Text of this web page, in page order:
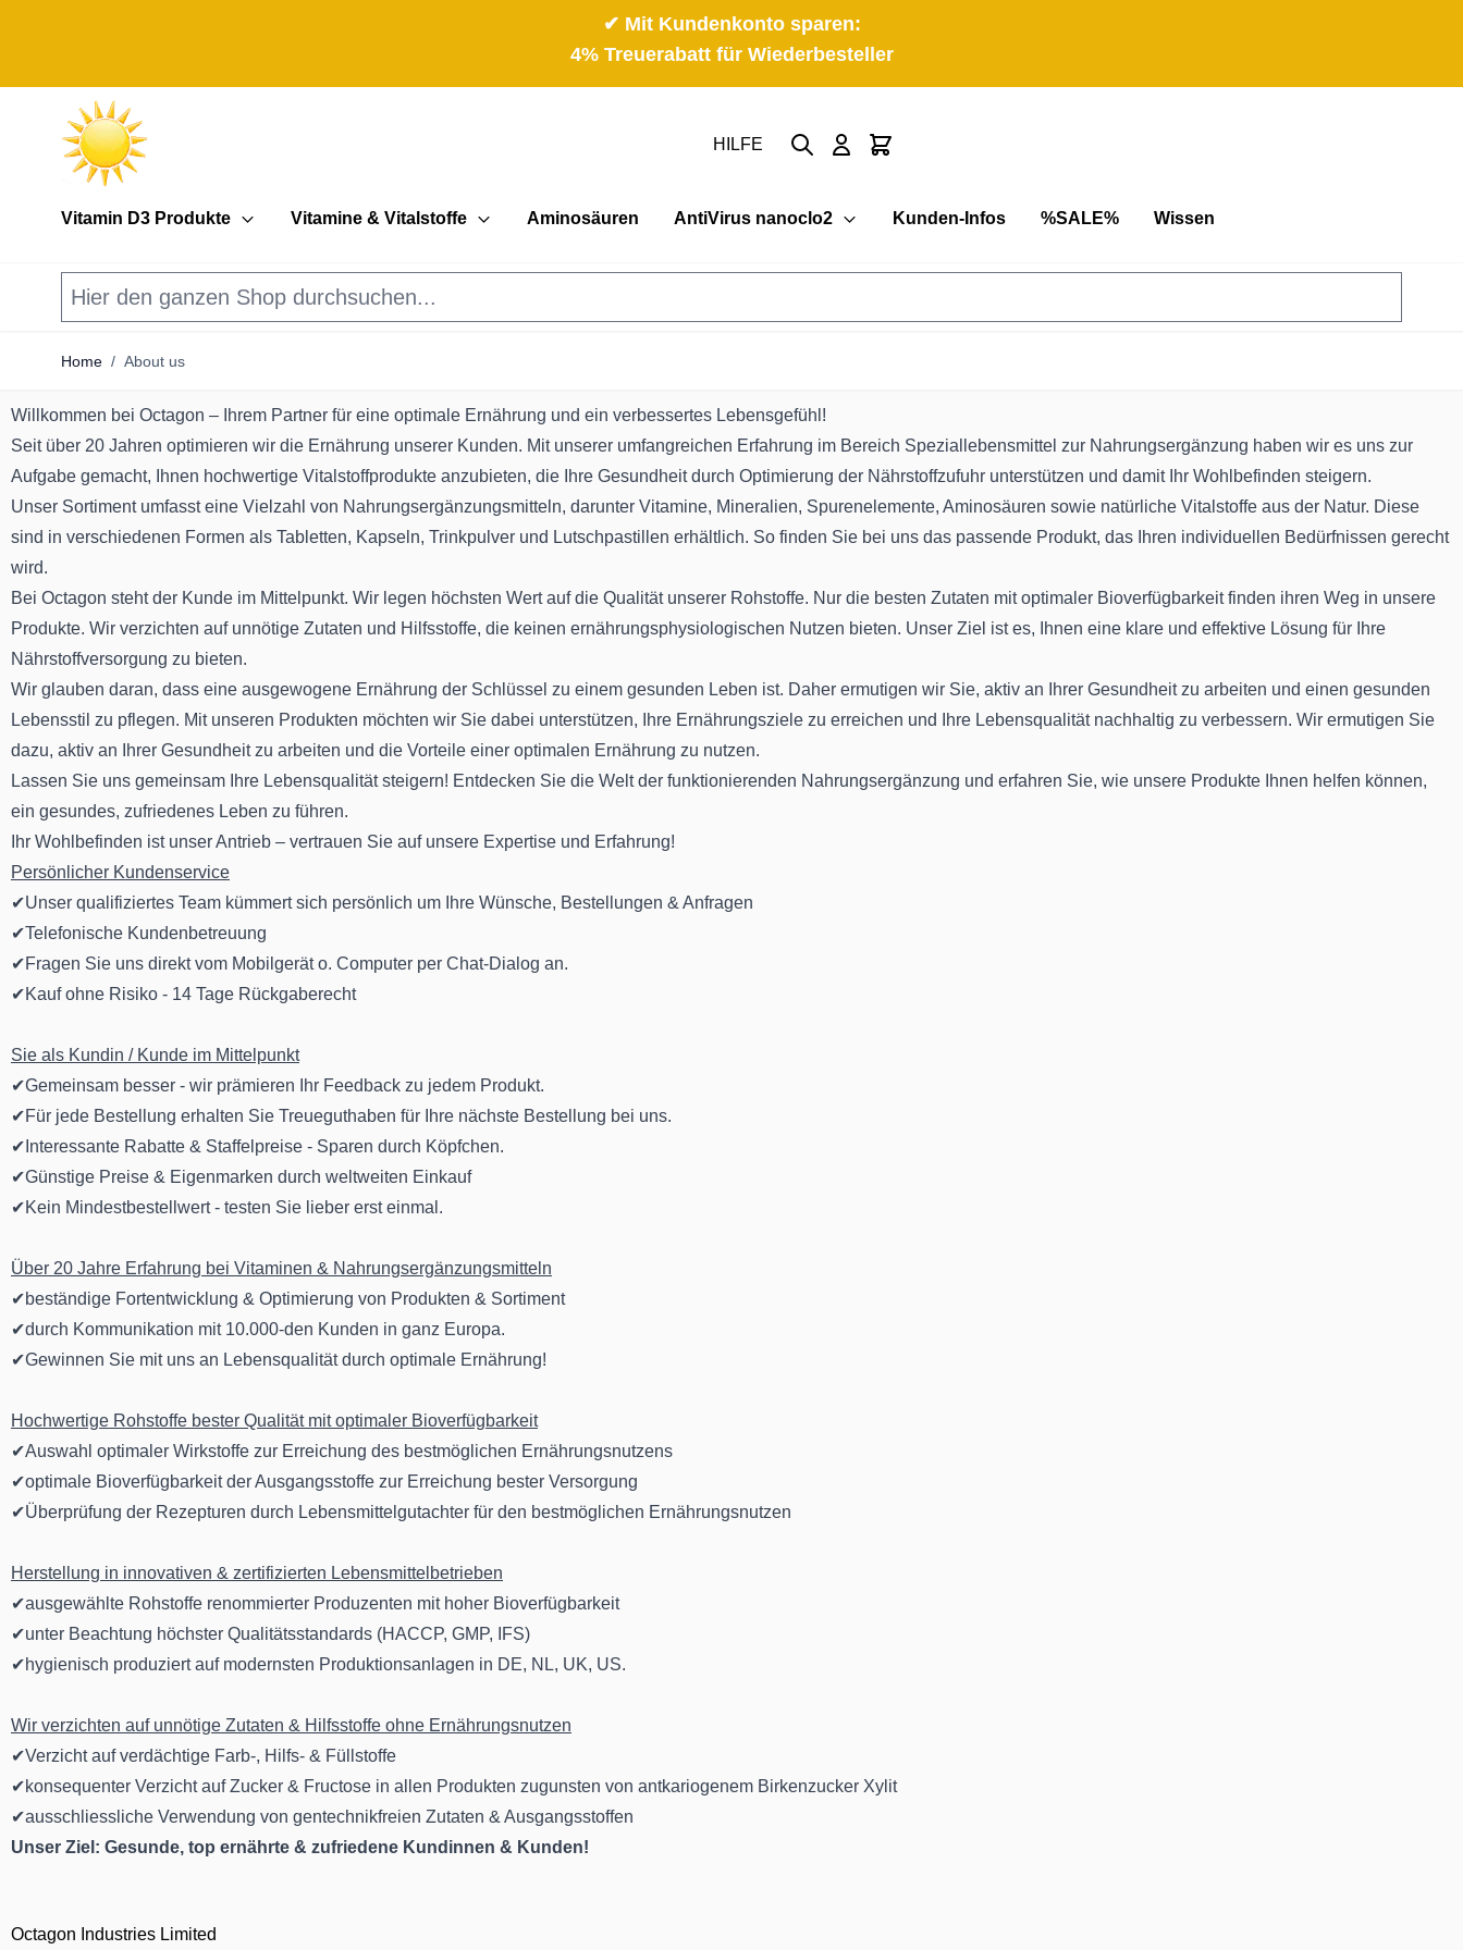
✔ Mit Kundenkonto sparen:
4% Treuerabatt für Wiederbesteller
Direkt zum Inhalt
Vitamin D3 Produkte Vitamine & Vitalstoffe Aminosäuren AntiVirus nanoclo2 Kunden-Infos %SALE% Wissen
HILFE Suche Cart
Home / About us
Willkommen bei Octagon – Ihrem Partner für eine optimale Ernährung und ein verbessertes Lebensgefühl!
Seit über 20 Jahren optimieren wir die Ernährung unserer Kunden. Mit unserer umfangreichen Erfahrung im Bereich Speziallebensmittel zur Nahrungsergänzung haben wir es uns zur
Aufgabe gemacht, Ihnen hochwertige Vitalstoffprodukte anzubieten, die Ihre Gesundheit durch Optimierung der Nährstoffzufuhr unterstützen und damit Ihr Wohlbefinden steigern.
Unser Sortiment umfasst eine Vielzahl von Nahrungsergänzungsmitteln, darunter Vitamine, Mineralien, Spurenelemente, Aminosäuren sowie natürliche Vitalstoffe aus der Natur. Diese
sind in verschiedenen Formen als Tabletten, Kapseln, Trinkpulver und Lutschpastillen erhältlich. So finden Sie bei uns das passende Produkt, das Ihren individuellen Bedürfnissen gerecht
wird.
Bei Octagon steht der Kunde im Mittelpunkt. Wir legen höchsten Wert auf die Qualität unserer Rohstoffe. Nur die besten Zutaten mit optimaler Bioverfügbarkeit finden ihren Weg in unsere
Produkte. Wir verzichten auf unnötige Zutaten und Hilfsstoffe, die keinen ernährungsphysiologischen Nutzen bieten. Unser Ziel ist es, Ihnen eine klare und effektive Lösung für Ihre
Nährstoffversorgung zu bieten.
Wir glauben daran, dass eine ausgewogene Ernährung der Schlüssel zu einem gesunden Leben ist. Daher ermutigen wir Sie, aktiv an Ihrer Gesundheit zu arbeiten und einen gesunden
Lebensstil zu pflegen. Mit unseren Produkten möchten wir Sie dabei unterstützen, Ihre Ernährungsziele zu erreichen und Ihre Lebensqualität nachhaltig zu verbessern. Wir ermutigen Sie
dazu, aktiv an Ihrer Gesundheit zu arbeiten und die Vorteile einer optimalen Ernährung zu nutzen.
Lassen Sie uns gemeinsam Ihre Lebensqualität steigern! Entdecken Sie die Welt der funktionierenden Nahrungsergänzung und erfahren Sie, wie unsere Produkte Ihnen helfen können,
ein gesundes, zufriedenes Leben zu führen.
Ihr Wohlbefinden ist unser Antrieb – vertrauen Sie auf unsere Expertise und Erfahrung!
Persönlicher Kundenservice
✔Unser qualifiziertes Team kümmert sich persönlich um Ihre Wünsche, Bestellungen & Anfragen
✔Telefonische Kundenbetreuung
✔Fragen Sie uns direkt vom Mobilgerät o. Computer per Chat-Dialog an.
✔Kauf ohne Risiko - 14 Tage Rückgaberecht
Sie als Kundin / Kunde im Mittelpunkt
✔Gemeinsam besser - wir prämieren Ihr Feedback zu jedem Produkt.
✔Für jede Bestellung erhalten Sie Treueguthaben für Ihre nächste Bestellung bei uns.
✔Interessante Rabatte & Staffelpreise - Sparen durch Köpfchen.
✔Günstige Preise & Eigenmarken durch weltweiten Einkauf
✔Kein Mindestbestellwert - testen Sie lieber erst einmal.
Über 20 Jahre Erfahrung bei Vitaminen & Nahrungsergänzungsmitteln
✔beständige Fortentwicklung & Optimierung von Produkten & Sortiment
✔durch Kommunikation mit 10.000-den Kunden in ganz Europa.
✔Gewinnen Sie mit uns an Lebensqualität durch optimale Ernährung!
Hochwertige Rohstoffe bester Qualität mit optimaler Bioverfügbarkeit
✔Auswahl optimaler Wirkstoffe zur Erreichung des bestmöglichen Ernährungsnutzens
✔optimale Bioverfügbarkeit der Ausgangsstoffe zur Erreichung bester Versorgung
✔Überprüfung der Rezepturen durch Lebensmittelgutachter für den bestmöglichen Ernährungsnutzen
Herstellung in innovativen & zertifizierten Lebensmittelbetrieben
✔ausgewählte Rohstoffe renommierter Produzenten mit hoher Bioverfügbarkeit
✔unter Beachtung höchster Qualitätsstandards (HACCP, GMP, IFS)
✔hygienisch produziert auf modernsten Produktionsanlagen in DE, NL, UK, US.
Wir verzichten auf unnötige Zutaten & Hilfsstoffe ohne Ernährungsnutzen
✔Verzicht auf verdächtige Farb-, Hilfs- & Füllstoffe
✔konsequenter Verzicht auf Zucker & Fructose in allen Produkten zugunsten von antkariogenem Birkenzucker Xylit
✔ausschliessliche Verwendung von gentechnikfreien Zutaten & Ausgangsstoffen
Unser Ziel: Gesunde, top ernährte & zufriedene Kundinnen & Kunden!
Octagon Industries Limited